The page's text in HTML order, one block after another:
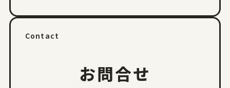
Contact
お問合せ